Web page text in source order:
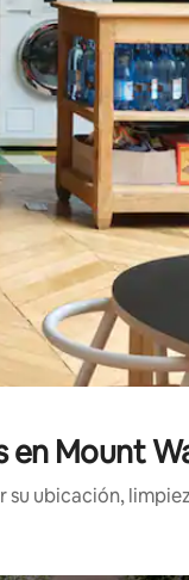
en Mount
su ubicación,